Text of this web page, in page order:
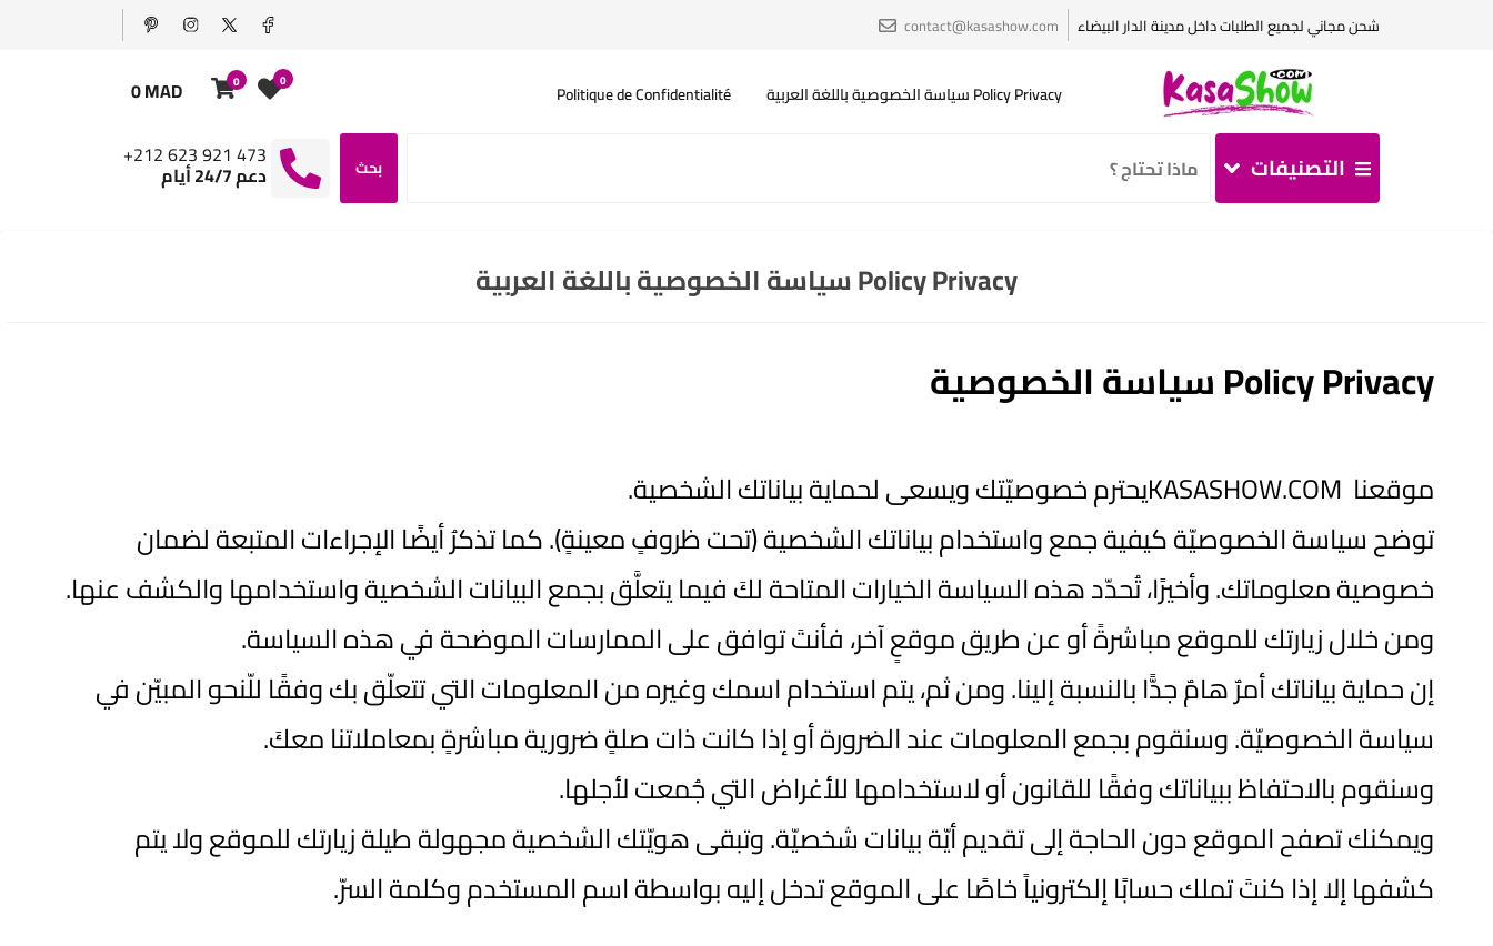
contact@kasashow.com شحن مجاني لجميع الطلبات داخل مدينة الدار البيضاء
Policy Privacy سياسة الخصوصية باللغة العربية Politique de Confidentialité
0
0
0 MAD
التصنيفات بحث +212 623 921 473
دعم 24/7 أيام
Policy Privacy سياسة الخصوصية باللغة العربية
Policy Privacy سياسة الخصوصية
موقعنا KASASHOW.COMيحترم خصوصيّتك ويسعى لحماية بياناتك الشخصية.
توضح سياسة الخصوصيّة كيفية جمع واستخدام بياناتك الشخصية (تحت ظروفٍ معينةٍ). كما تذكرُ أيضًا الإجراءات المتبعة لضمان
خصوصية معلوماتك. وأخيرًا، تُحدّد هذه السياسة الخيارات المتاحة لكَ فيما يتعلَّق بجمع البيانات الشخصية واستخدامها والكشف عنها.
ومن خلال زيارتك للموقع مباشرةً أو عن طريق موقعٍ آخر، فأنتَ توافق على الممارسات الموضحة في هذه السياسة.
إن حماية بياناتك أمرٌ هامٌ جدًّا بالنسبة إلينا. ومن ثم، يتم استخدام اسمك وغيره من المعلومات التي تتعلّق بك وفقًا للّنحو المبيّن في
سياسة الخصوصيّة. وسنقوم بجمع المعلومات عند الضرورة أو إذا كانت ذات صلةٍ ضرورية مباشرةٍ بمعاملاتنا معكَ.
وسنقوم بالاحتفاظ ببياناتك وفقًا للقانون أو لاستخدامها للأغراض التي جُمعت لأجلها.
ويمكنك تصفح الموقع دون الحاجة إلى تقديم أيّة بيانات شخصيّة. وتبقى هويّتك الشخصية مجهولة طيلة زيارتك للموقع ولا يتم
كشفها إلا إذا كنتَ تملك حسابًا إلكترونياً خاصًا على الموقع تدخل إليه بواسطة اسم المستخدم وكلمة السرّ.